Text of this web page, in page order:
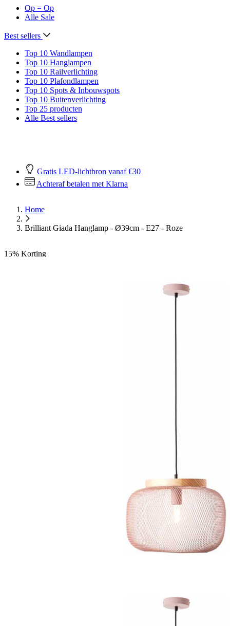
Op = Op
Alle Sale
Best sellers
Top 10 Wandlampen
Top 10 Hanglampen
Top 10 Railverlichting
Top 10 Plafondlampen
Top 10 Spots & Inbouwspots
Top 10 Buitenverlichting
Top 25 producten
Alle Best sellers
Gratis LED-lichtbron vanaf €30
Achteraf betalen met Klarna
Home
Brilliant Giada Hanglamp - Ø39cm - E27 - Roze
15% Korting